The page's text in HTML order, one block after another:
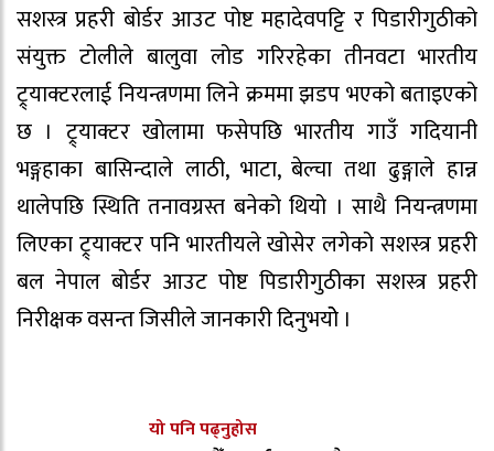
सशस्त्र प्रहरी बोर्डर आउट पोष्ट महादेवपट्टि र पिडारीगुठीको
संयुक्त टोलीले बालुवा लोड गरिरहेका तीनवटा भारतीय
ट्र्याक्टरलाई नियन्त्रणमा लिने क्रममा झडप भएको बताइएको
छ । ट्र्याक्टर खोलामा फसेपछि भारतीय गाउँ गदियानी
भङ्गहाका बासिन्दाले लाठी, भाटा, बेल्चा तथा ढुङ्गाले हान्न
थालेपछि स्थिति तनावग्रस्त बनेको थियो । साथै नियन्त्रणमा
लिएका ट्र्याक्टर पनि भारतीयले खोसेर लगेको सशस्त्र प्रहरी
बल नेपाल बोर्डर आउट पोष्ट पिडारीगुठीका सशस्त्र प्रहरी
निरीक्षक वसन्त जिसीले जानकारी दिनुभयोे ।
यो पनि पढ्नुहोस